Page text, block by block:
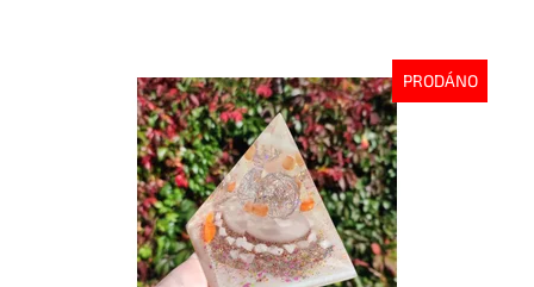
PRODÁNO
Dostupnost:
Vyprodáno
9231